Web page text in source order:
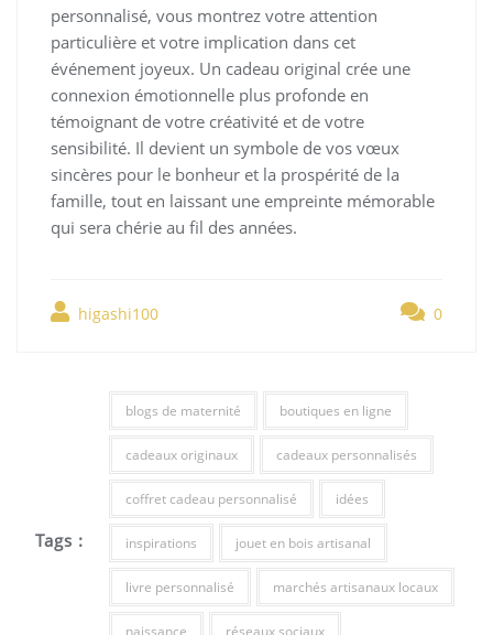
personnalisé, vous montrez votre attention
particulière et votre implication dans cet
événement joyeux. Un cadeau original crée une
connexion émotionnelle plus profonde en
témoignant de votre créativité et de votre
sensibilité. Il devient un symbole de vos vœux
sincères pour le bonheur et la prospérité de la
famille, tout en laissant une empreinte mémorable
qui sera chérie au fil des années.
higashi100 0
Tags :
blogs de maternité boutiques en ligne
cadeaux originaux cadeaux personnalisés
coffret cadeau personnalisé idées
inspirations jouet en bois artisanal
livre personnalisé marchés artisanaux locaux
naissance réseaux sociaux